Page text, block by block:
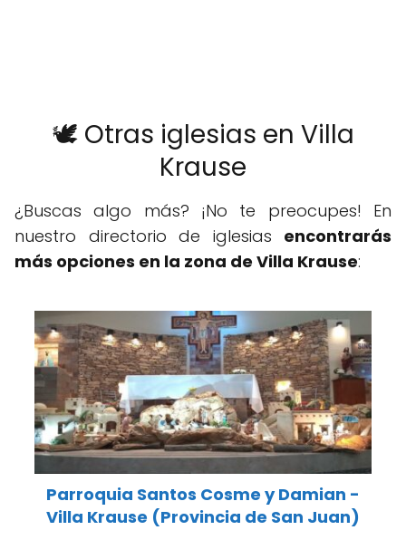
🕊️ Otras iglesias en Villa
Krause
¿Buscas algo más? ¡No te preocupes! En
nuestro directorio de iglesias encontrarás
más opciones en la zona de Villa Krause:
Parroquia Santos Cosme y Damian -
Villa Krause (Provincia de San Juan)